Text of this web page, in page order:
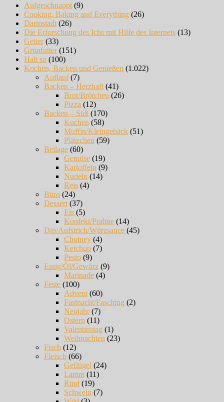
Aufgeschnappt (9)
Cooking, Baking and Everything (26)
Darmstadt (26)
Die Erforschung des Ichs mit Hilfe des Internets (13)
Getier(33)
Grünfutter(151)
Halt so (100)
Kochen, Backen und Genießen (1.022)
Auflauf(7)
Backen – Herzhaft (41)
Brot/Brötchen (26)
Pizza (12)
Backen – Süß (170)
Kuchen (58)
Muffin/Kleingebäck (51)
Plätzchen (59)
Beilage (60)
Gemüse (19)
Kartoffeln (9)
Nudeln (14)
Reis (4)
Büro (24)
Dessert (37)
Eis (5)
Konfekt/Praline (14)
Dip/Aufstrich/Würzsauce (45)
Chutney (4)
Ketchup (7)
Pesto (9)
Essig/Öl/Gewürz (9)
Marinade (4)
Feste (100)
Advent (60)
Fastnacht/Fasching (2)
Neujahr(7)
Ostern (11)
Valentinstag (1)
Weihnachten (23)
Fisch (12)
Fleisch (66)
Geflügel (24)
Lamm (11)
Rind (19)
Schwein (7)